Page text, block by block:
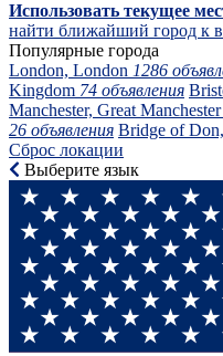
Использовать текущее
найти ближайший город к
Популярные города
London, London 1286
Kingdom 74 объявления
Manchester, Great Manchester
26 объявления Bridge of
Сброс локации
Выберите язык